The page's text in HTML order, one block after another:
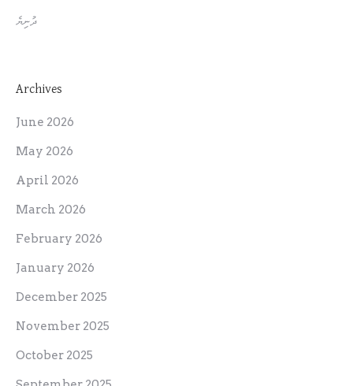
ދުނިޔެ
Archives
June 2026
May 2026
April 2026
March 2026
February 2026
January 2026
December 2025
November 2025
October 2025